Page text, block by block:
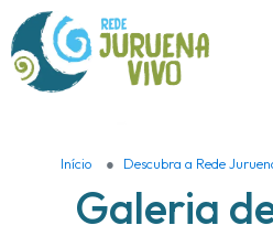
Início Descubra a Rede
Galeria